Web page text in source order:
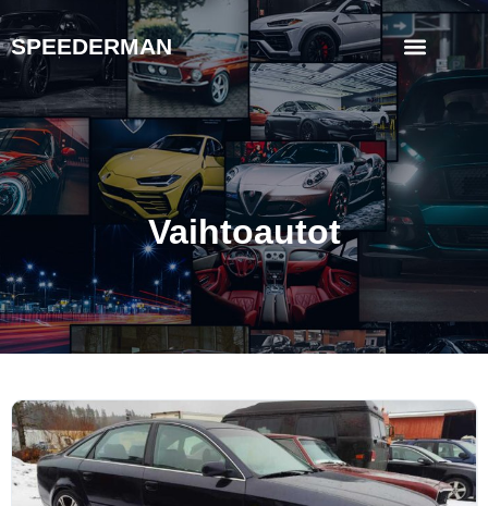
SPEEDERMAN
Vaihtoautot